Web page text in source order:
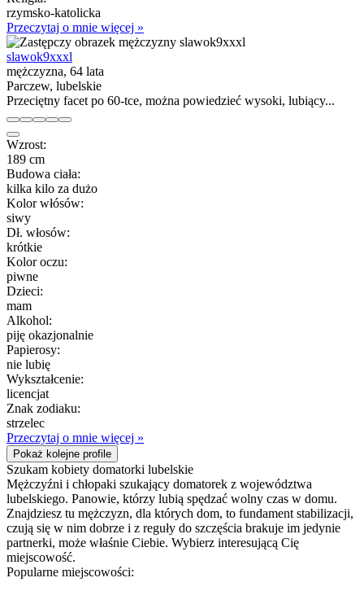
rzymsko-katolicka
Przeczytaj o mnie więcej »
slawok9xxxl
mężczyzna, 64 lata
Parczew, lubelskie
Przeciętny facet po 60-tce, można powiedzieć wysoki, lubiący...
Wzrost:
189 cm
Budowa ciała:
kilka kilo za dużo
Kolor włósów:
siwy
Dł. włosów:
krótkie
Kolor oczu:
piwne
Dzieci:
mam
Alkohol:
piję okazjonalnie
Papierosy:
nie lubię
Wykształcenie:
licencjat
Znak zodiaku:
strzelec
Przeczytaj o mnie więcej »
Pokaż kolejne profile
Szukam kobiety domatorki lubelskie
Mężczyźni i chłopaki szukający domatorek z województwa
lubelskiego. Panowie, którzy lubią spędzać wolny czas w domu.
Znajdziesz tu mężczyzn, dla których dom, to fundament stabilizacji,
czują się w nim dobrze i z reguły do szczęścia brakuje im jedynie
partnerki, może właśnie Ciebie. Wybierz interesującą Cię
miejscowość.
Popularne miejscowości: